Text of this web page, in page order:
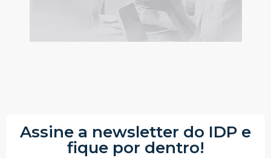
Assine a newsletter do IDP e
fique por dentro!